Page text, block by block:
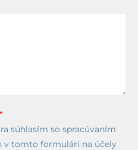
súhlasím so spracúvaním
v tomto formulári na účely